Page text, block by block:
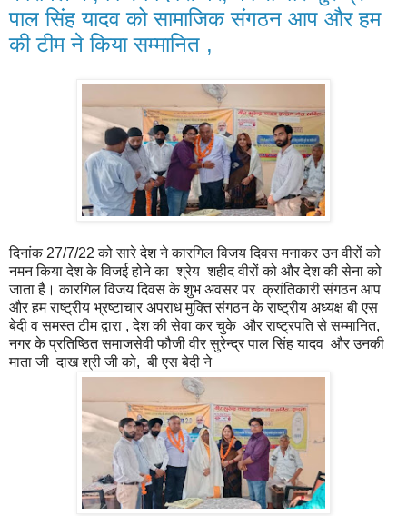
पाल सिंह यादव को सामाजिक संगठन आप और हम
की टीम ने किया सम्मानित ,
दिनांक 27/7/22 को सारे देश ने कारगिल विजय दिवस मनाकर उन वीरों को
नमन किया देश के विजई होने का श्रेय शहीद वीरों को और देश की सेना को
जाता है। कारगिल विजय दिवस के शुभ अवसर पर क्रांतिकारी संगठन आप
और हम राष्ट्रीय भ्रष्टाचार अपराध मुक्ति संगठन के राष्ट्रीय अध्यक्ष बी एस
बेदी व समस्त टीम द्वारा , देश की सेवा कर चुके और राष्ट्रपति से सम्मानित,
नगर के प्रतिष्ठित समाजसेवी फौजी वीर सुरेन्द्र पाल सिंह यादव और उनकी
माता जी दाख श्री जी को, बी एस बेदी ने